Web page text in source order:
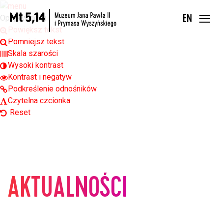
Open toolbar
Opcje widoku
Powiększ tekst
Pomniejsz tekst
Skala szarości
Wysoki kontrast
Kontrast i negatyw
Podkreślenie odnośników
Czytelna czcionka
Reset
EN
AKTUALNOŚCI